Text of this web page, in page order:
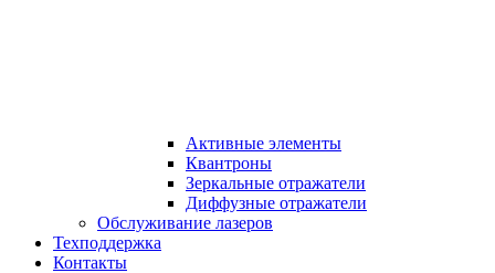
Активные элементы
Квантроны
Зеркальные отражатели
Диффузные отражатели
Обслуживание лазеров
Техподдержка
Контакты